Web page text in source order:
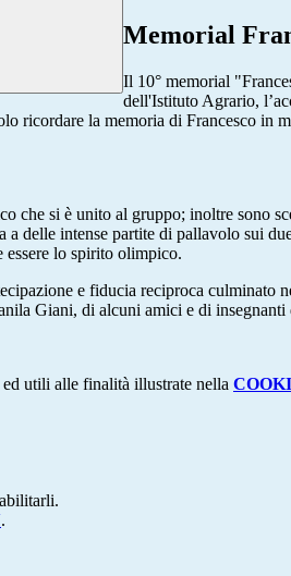
Memorial
Il 10° memorial
dell'Istituto Agrario,
ricordare la memoria di Francesco in
che si è unito al gruppo; inoltre sono
delle intense partite di pallavolo sui
essere lo spirito olimpico.
e fiducia reciproca culminato
Giani, di alcuni amici e di
utili alle finalità illustrate nella
.